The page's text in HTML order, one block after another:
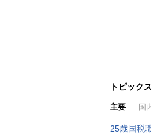
トピックス
主要 国
25歳国税